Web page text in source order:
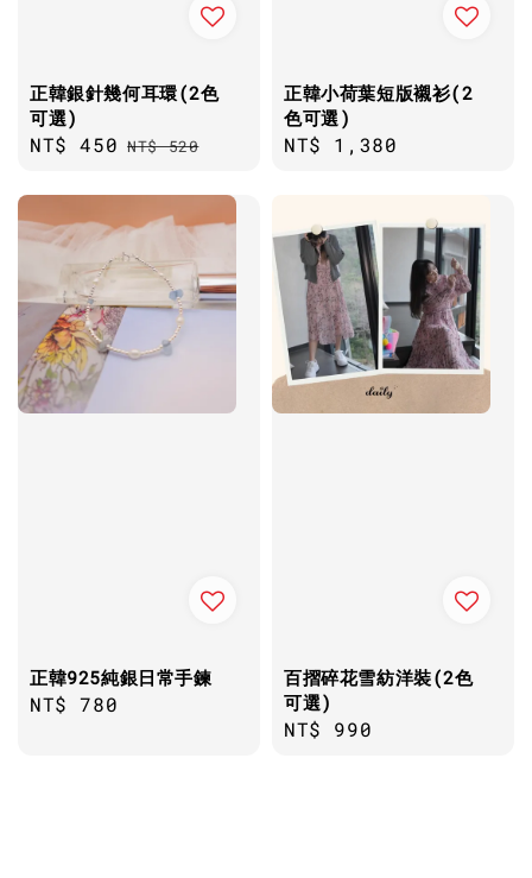
正韓銀針幾何耳環(2色
可選)
Sale
NT$ 450 Regular
NT$ 520
正韓小荷葉短版襯衫(2
色可選)
Regular
NT$ 1,380
正韓925純銀日常手鍊
Regular
NT$ 780
百摺碎花雪紡洋裝(2色
可選)
Regular
NT$ 990